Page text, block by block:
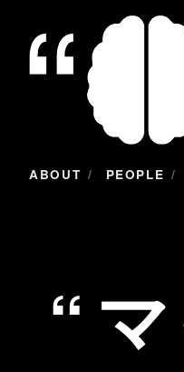
ABOUT / PEOPLE /